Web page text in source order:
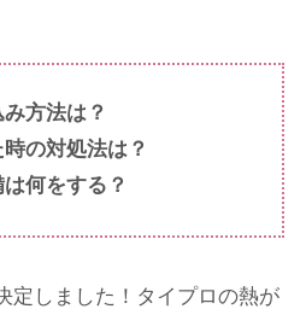
方法は？
の対処法は？
何をする？
定しました！タイプロの熱が